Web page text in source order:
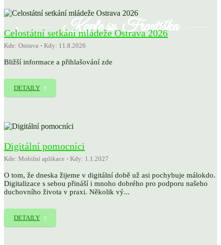
Kaple sv. Františka
Celostátní setkání mládeže Ostrava 2026
Kde: Ostrava Kdy: 11.8.2026
Bližší informace a přihlašování zde
DETAILY
Digitální pomocníci
Kde: Mobilní aplikace Kdy: 1.1.2027
O tom, že dneska žijeme v digitální době už asi pochybuje málokdo.
Digitalizace s sebou přináší i mnoho dobrého pro podporu našeho
duchovního života v praxi. Několik vý...
DETAILY